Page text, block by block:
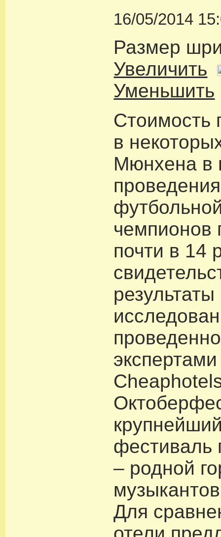
16/05/2014
Размер
Увеличить
Уменьшить
Стоимость
в
Мюнхена в
чемпионов
почти в 14
результаты
фестиваль
– родной
Для